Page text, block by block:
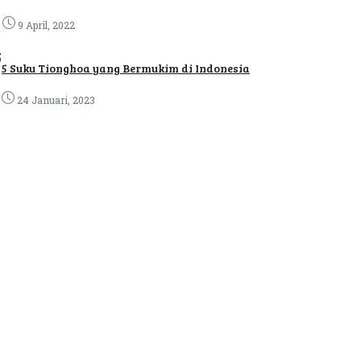
9 April, 2022
5 Suku Tionghoa yang Bermukim di Indonesia
24 Januari, 2023